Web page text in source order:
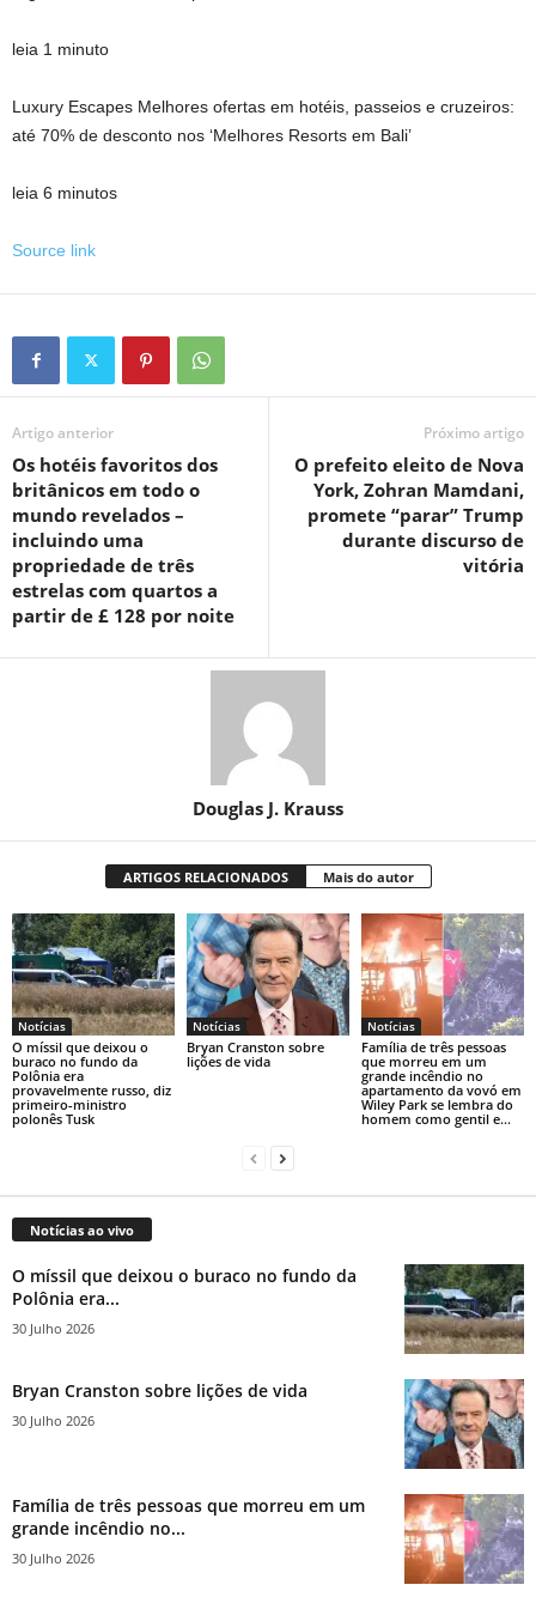
leia 1 minuto
Luxury Escapes Melhores ofertas em hotéis, passeios e cruzeiros:
até 70% de desconto nos ‘Melhores Resorts em Bali’
leia 6 minutos
Source link
Artigo anterior
Os hotéis favoritos dos
britânicos em todo o
mundo revelados –
incluindo uma
propriedade de três
estrelas com quartos a
partir de £ 128 por noite
Próximo artigo
O prefeito eleito de Nova
York, Zohran Mamdani,
promete “parar” Trump
durante discurso de
vitória
Douglas J. Krauss
ARTIGOS RELACIONADOS Mais do autor
Notícias
O míssil que deixou o
buraco no fundo da
Polônia era
provavelmente russo, diz
primeiro-ministro
polonês Tusk
Notícias
Bryan Cranston sobre
lições de vida
Notícias
Família de três pessoas
que morreu em um
grande incêndio no
apartamento da vovó em
Wiley Park se lembra do
homem como gentil e...
Notícias ao vivo
O míssil que deixou o buraco no fundo da
Polônia era...
30 Julho 2026
Bryan Cranston sobre lições de vida
30 Julho 2026
Família de três pessoas que morreu em um
grande incêndio no...
30 Julho 2026